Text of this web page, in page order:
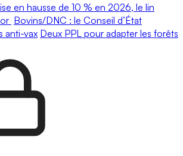
en hausse de 10 % en 2026, le lin
Bovins/DNC : le Conseil d’État
anti-vax Deux PPL pour adapter les forêts